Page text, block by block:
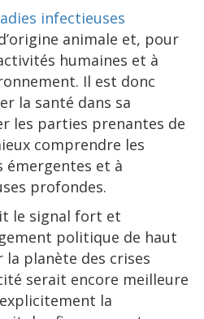
infectieuses
animale et, pour
humaines et à
Il est donc
la santé dans sa
les parties prenantes de
comprendre les
émergentes et à
profondes.
le signal fort et
politique de haut
planète des crises
serait encore meilleure
la